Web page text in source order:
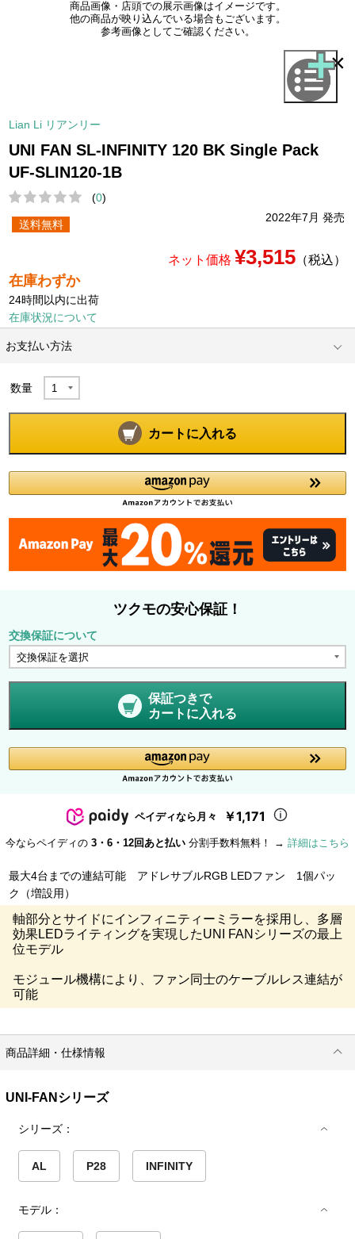
商品画像・店頭での展示画像はイメージです。
他の商品が映り込んでいる場合もございます。
参考画像としてご確認ください。
×
Lian Li リアンリー
UNI FAN SL-INFINITY 120 BK Single Pack
UF-SLIN120-1B
(0)
2022年7月 発売
送料無料
ネット価格 ¥3,515（税込）
在庫わずか
24時間以内に出荷
在庫状況について
お支払い方法
数量
カートに入れる
ツクモの安心保証！
交換保証について
保証つきで
カートに入れる
ペイディなら月々 ￥1,171
今ならペイディの 3・6・12回あと払い 分割手数料無料！ → 詳細はこちら
最大4台までの連結可能 アドレサブルRGB LEDファン 1個パッ
ク（増設用）
軸部分とサイドにインフィニティーミラーを採用し、多層
効果LEDライティングを実現したUNI FANシリーズの最上
位モデル
モジュール機構により、ファン同士のケーブルレス連結が
可能
商品詳細・仕様情報
UNI-FANシリーズ
シリーズ：
AL P28 INFINITY
モデル：